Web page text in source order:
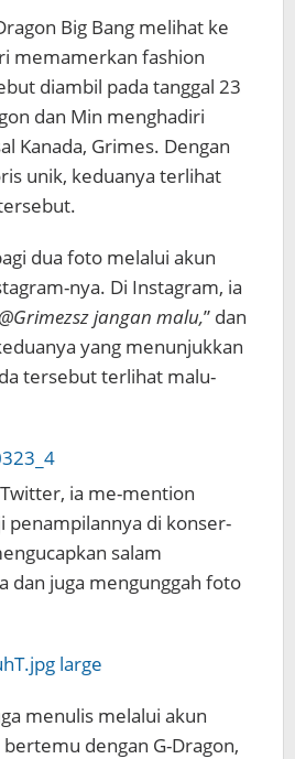
Big Bang melihat ke
memamerkan fashion
diambil pada tanggal 23
dan Min menghadiri
Kanada, Grimes. Dengan
unik, keduanya terlihat
dua foto melalui akun
nya. Di Instagram, ia
jangan malu,” dan
yang menunjukkan
tersebut terlihat malu-
ia me-mention
penampilannya di konser-
salam
dan juga mengunggah foto
menulis melalui akun
dengan G-Dragon,